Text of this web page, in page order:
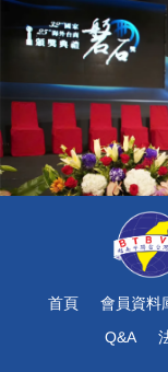
首頁 會員資料
Q&A